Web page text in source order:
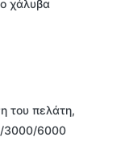
χάλυβα
του πελάτη,
3000/6000